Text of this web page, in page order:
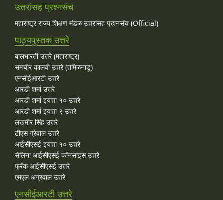
उत्तरांसह प्रश्नसंच
महाराष्ट्र राज्य शिक्षण मंडळ उत्तरांसह प्रश्नसंच (Official)
पाठ्यपुस्तक उत्तरे
बालभारती उत्तरे (महाराष्ट्र)
समचीर कालवी उत्तरे (तमिळनाडू)
एनसीईआरटी उत्तरे
आरडी शर्मा उत्तरे
आरडी शर्मा इयत्ता १० उत्तरे
आरडी शर्मा इयत्ता ९ उत्तरे
लखमीर सिंह उत्तरे
टीएस ग्रेवाल उत्तरे
आईसीएसई इयत्ता १० उत्तरे
सेलिना आईसीएसई कॉनसाइस उत्तरे
फ्रँक आईसीएसई उत्तरे
एमएल अग्रवाल उत्तरे
एनसीईआरटी उत्तरे